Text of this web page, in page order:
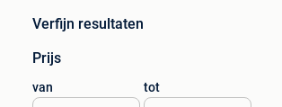
Verfijn resultaten
Prijs
van tot